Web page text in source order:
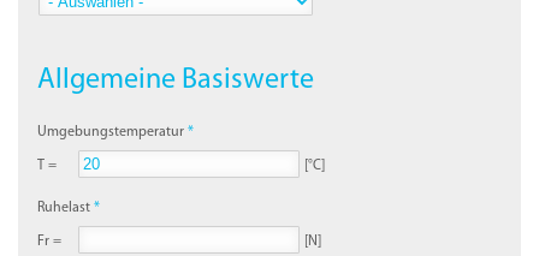
Allgemeine Basiswerte
Umgebungstemperatur
T = [°C]
Ruhelast
Fr = [N]